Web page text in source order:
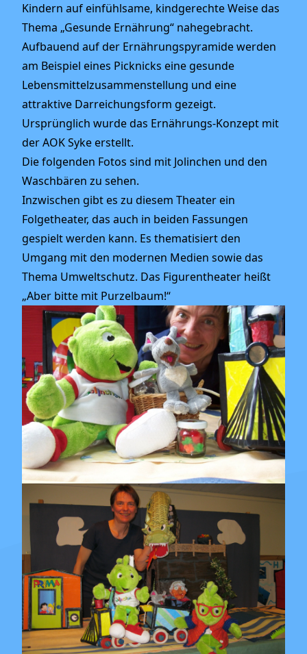
Kindern auf einfühlsame, kindgerechte Weise das
Thema „Gesunde Ernährung“ nahegebracht.
Aufbauend auf der Ernährungspyramide werden
am Beispiel eines Picknicks eine gesunde
Lebensmittelzusammenstellung und eine
attraktive Darreichungsform gezeigt.
Ursprünglich wurde das Ernährungs-Konzept mit
der AOK Syke erstellt.
Die folgenden Fotos sind mit Jolinchen und den
Waschbären zu sehen.
Inzwischen gibt es zu diesem Theater ein
Folgetheater, das auch in beiden Fassungen
gespielt werden kann. Es thematisiert den
Umgang mit den modernen Medien sowie das
Thema Umweltschutz. Das Figurentheater heißt
„Aber bitte mit Purzelbaum!“